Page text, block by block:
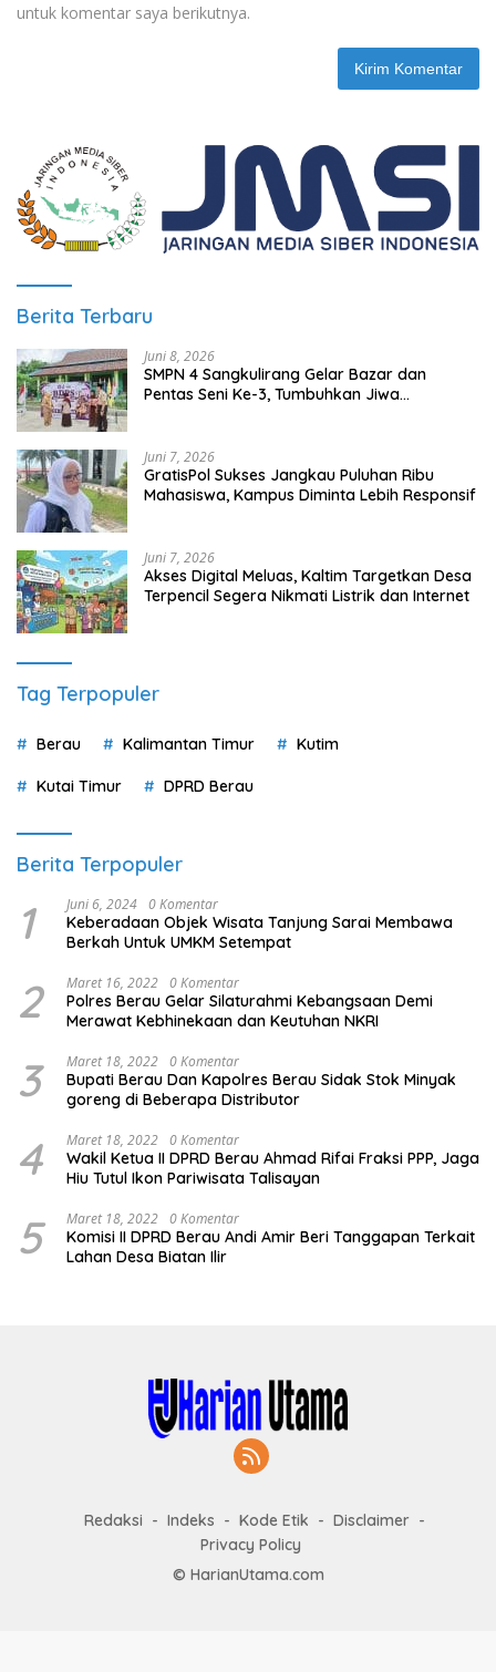
untuk komentar saya berikutnya.
Berita Terbaru
Juni 8, 2026
SMPN 4 Sangkulirang Gelar Bazar dan
Pentas Seni Ke-3, Tumbuhkan Jiwa
Juni 7, 2026
GratisPol Sukses Jangkau Puluhan Ribu
Mahasiswa, Kampus Diminta Lebih Responsif
Juni 7, 2026
Akses Digital Meluas, Kaltim Targetkan Desa
Terpencil Segera Nikmati Listrik dan Internet
Tag Terpopuler
Berau Kalimantan Timur Kutim
Kutai Timur DPRD Berau
Berita Terpopuler
1 Juni 6, 2024 0 Komentar
Keberadaan Objek Wisata Tanjung Sarai Membawa
Berkah Untuk UMKM Setempat
2 Maret 16, 2022 0 Komentar
Polres Berau Gelar Silaturahmi Kebangsaan Demi
Merawat Kebhinekaan dan Keutuhan NKRI
3 Maret 18, 2022 0 Komentar
Bupati Berau Dan Kapolres Berau Sidak Stok Minyak
goreng di Beberapa Distributor
4 Maret 18, 2022 0 Komentar
Wakil Ketua II DPRD Berau Ahmad Rifai Fraksi PPP, Jaga
Hiu Tutul Ikon Pariwisata Talisayan
5 Maret 18, 2022 0 Komentar
Komisi II DPRD Berau Andi Amir Beri Tanggapan Terkait
Lahan Desa Biatan Ilir
Redaksi Indeks Kode Etik
Disclaimer
Privacy Policy
© HarianUtama.com